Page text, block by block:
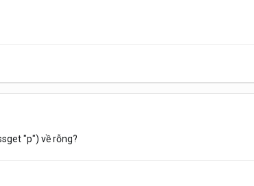
"p") về rỗng?